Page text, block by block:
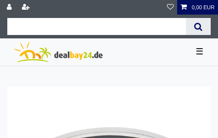
0,00 EUR
☰